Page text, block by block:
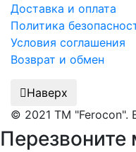
Доставка и оплата
Политика
Условия соглашения
Возврат и обмен
Наверх
© 2021 ТМ "Ferocon".
Перезвоните